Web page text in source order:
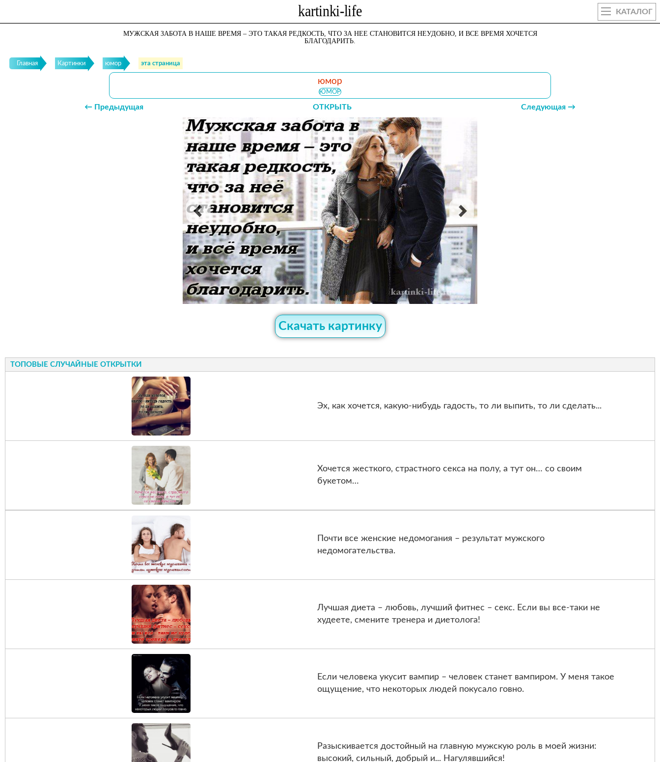
КАТАЛОГ
МУЖСКАЯ ЗАБОТА В НАШЕ ВРЕМЯ – ЭТО ТАКАЯ РЕДКОСТЬ, ЧТО ЗА НЕЕ СТАНОВИТСЯ НЕУДОБНО, И ВСЕ ВРЕМЯ ХОЧЕТСЯ
БЛАГОДАРИТЬ.
Главная Картинки юмор эта страница
юмор
ЮМОР
← Предыдущая ОТКРЫТЬ Следующая →
Скачать картинку
ТОПОВЫЕ СЛУЧАЙНЫЕ ОТКРЫТКИ
Эх, как хочется, какую-нибудь гадость, то ли выпить, то ли сделать...
Хочется жесткого, страстного секса на полу, а тут он… со своим
букетом…
Почти все женские недомогания – результат мужского
недомогательства.
Лучшая диета – любовь, лучший фитнес – секс. Если вы все-таки не
худеете, смените тренера и диетолога!
Если человека укусит вампир – человек станет вампиром. У меня такое
ощущение, что некоторых людей покусало говно.
Разыскивается достойный на главную мужскую роль в моей жизни:
высокий, сильный, добрый и... Нагулявшийся!